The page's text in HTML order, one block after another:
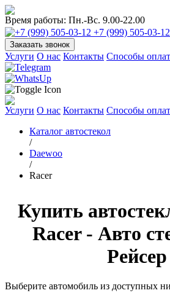
Время работы: Пн.-Вс. 9.00-22.00
+7 (999) 505-03-12
Заказать звонок
Услуги О нас Контакты Способы
Услуги О нас Контакты Способы
Каталог автостекол
/
Daewoo
/
Racer
Купить
Racer - Авто
Рейсер
Выберите автомобиль из доступных